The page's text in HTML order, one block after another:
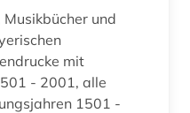
und
mit
- 2001, alle
1501 -